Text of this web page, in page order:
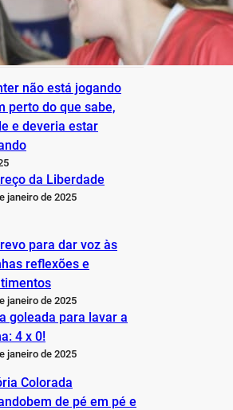
não está jogando
perto do que sabe,
e deveria estar
da Liberdade
janeiro de 2025
para dar voz às
reflexões e
janeiro de 2025
goleada para lavar a
4 x 0!
janeiro de 2025
Colorada
de pé em pé e